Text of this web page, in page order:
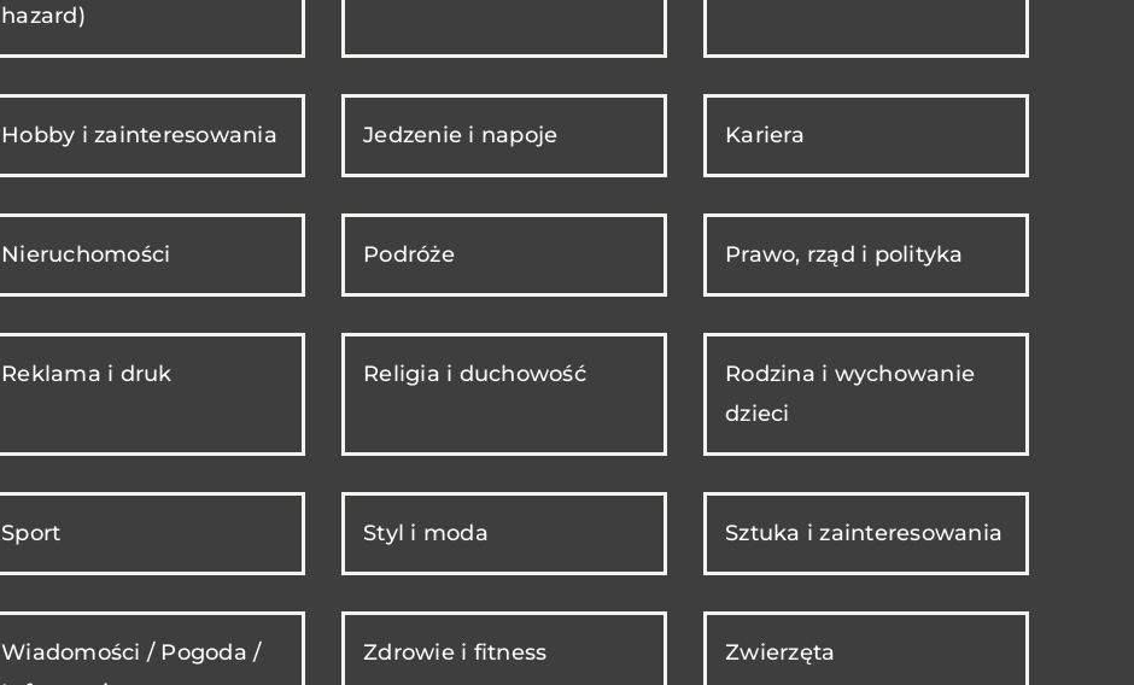
hazard)
Hobby i zainteresowania Jedzenie i napoje Kariera
Nieruchomości Podróże Prawo, rząd i polityka
Reklama i druk Religia i duchowość
Rodzina i wychowanie
dzieci
Sport Styl i moda Sztuka i zainteresowania
Wiadomości / Pogoda /
Zdrowie i fitness Zwierzęta